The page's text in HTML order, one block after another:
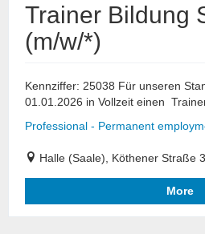
Trainer Bildung
(m/w/*)
Kennziffer: 25038 Für unseren
01.01.2026 in Vollzeit einen
Professional - Permanent
Halle (Saale), Köthener Straße
More